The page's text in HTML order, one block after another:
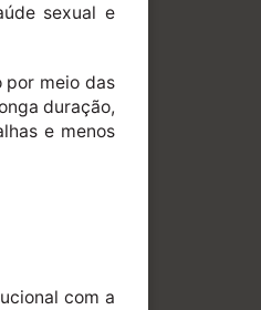
sexual e
por meio das
duração,
e menos
com a